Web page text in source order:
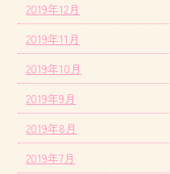
2019年12月
2019年11月
2019年10月
2019年9月
2019年8月
2019年7月